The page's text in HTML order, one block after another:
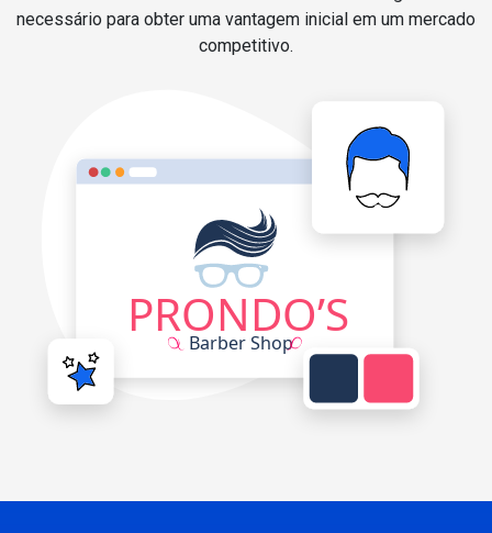
necessário para obter uma vantagem inicial em um mercado
competitivo.